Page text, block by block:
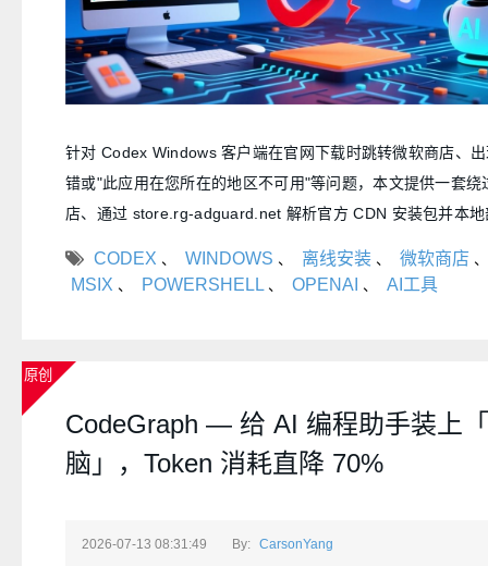
针对 Codex Windows 客户端在官网下载时跳转微软商店、
错或"此应用在您所在的地区不可用"等问题，本文提供一套绕
店、通过 store.rg-adguard.net 解析官方 CDN 安装包并本
与错误处理。
CODEX 、 WINDOWS 、 离线安装 、 微软商店 、
MSIX 、 POWERSHELL 、 OPENAI 、 AI工具
原创
CodeGraph — 给 AI 编程助手装上
脑」，Token 消耗直降 70%
2026-07-13 08:31:49 By: CarsonYang